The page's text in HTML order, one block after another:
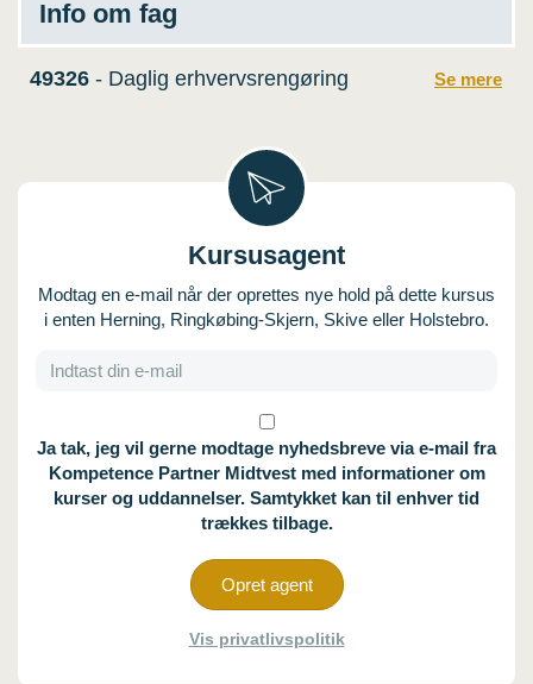
Info om fag
49326 - Daglig erhvervsrengøring Se mere
Kursusagent
Modtag en e-mail når der oprettes nye hold på dette kursus
i enten Herning, Ringkøbing-Skjern, Skive eller Holstebro.
Ja tak, jeg vil gerne modtage nyhedsbreve via e-mail fra
Kompetence Partner Midtvest med informationer om
kurser og uddannelser. Samtykket kan til enhver tid
trækkes tilbage.
Opret agent
Vis privatlivspolitik